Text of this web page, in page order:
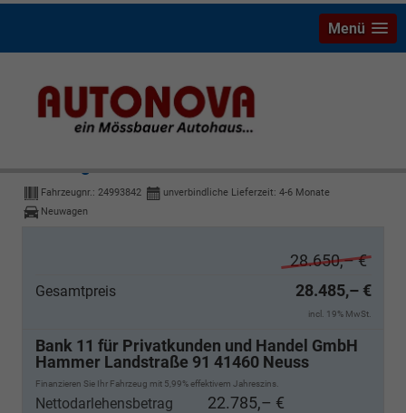
Menü
Fahrzeugnr.: 24993842
unverbindliche Lieferzeit: 4-6 Monate
Neuwagen
28.650,– €
Gesamtpreis 28.485,– €
incl. 19% MwSt.
Bank 11 für Privatkunden und Handel GmbH
Hammer Landstraße 91 41460 Neuss
Finanzieren Sie Ihr Fahrzeug mit 5,99% effektivem Jahreszins.
Nettodarlehensbetrag 22.785,– €